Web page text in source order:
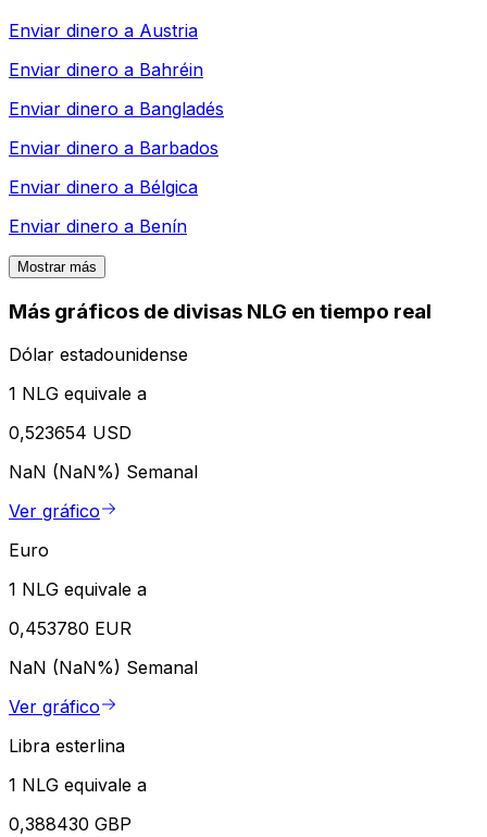
Enviar dinero a Austria
Enviar dinero a Bahréin
Enviar dinero a Bangladés
Enviar dinero a Barbados
Enviar dinero a Bélgica
Enviar dinero a Benín
Mostrar más
Más gráficos de divisas NLG en tiempo real
Dólar estadounidense
1 NLG equivale a
0,523654 USD
NaN (NaN%) Semanal
Ver gráfico
Euro
1 NLG equivale a
0,453780 EUR
NaN (NaN%) Semanal
Ver gráfico
Libra esterlina
1 NLG equivale a
0,388430 GBP